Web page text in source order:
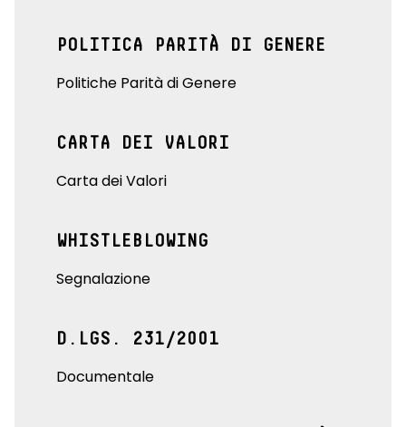
POLITICA PARITÀ DI GENERE
Politiche Parità di Genere
CARTA DEI VALORI
Carta dei Valori
WHISTLEBLOWING
Segnalazione
D.LGS. 231/2001
Documentale